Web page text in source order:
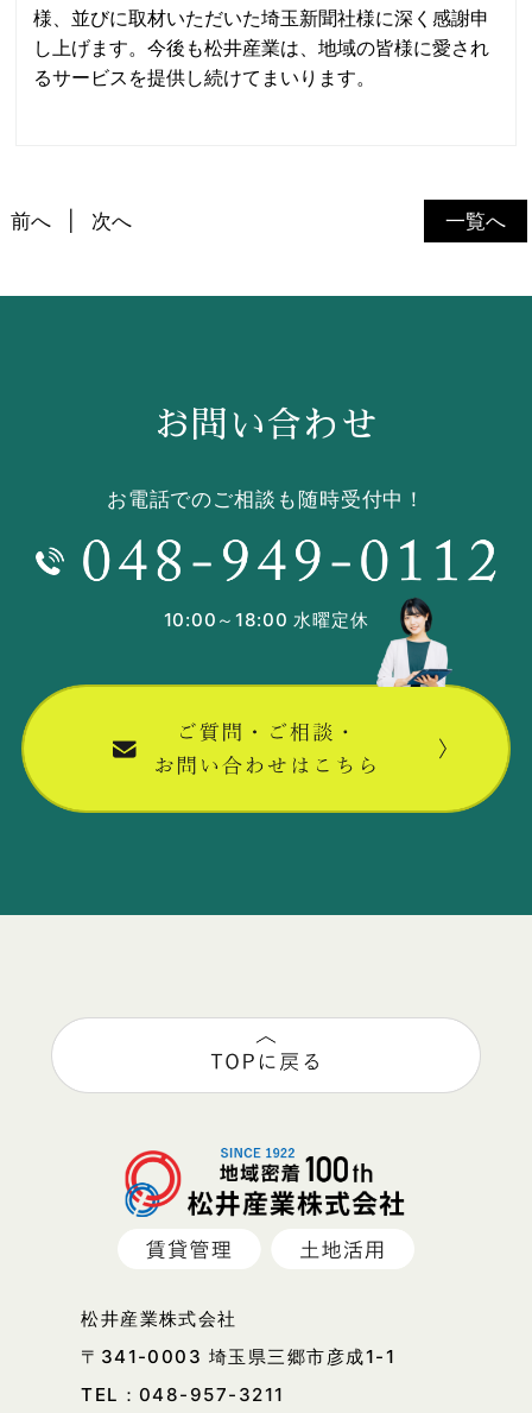
様、並びに取材いただいた埼玉新聞社様に深く感謝申
し上げます。今後も松井産業は、地域の皆様に愛され
るサービスを提供し続けてまいります。
一覧へ
前へ 次へ
お問い合わせ
お電話でのご相談も随時受付中！
10:00～18:00 水曜定休
松井産業株式会社
〒341-0003 埼玉県三郷市彦成1-1
TEL： 048-957-3211